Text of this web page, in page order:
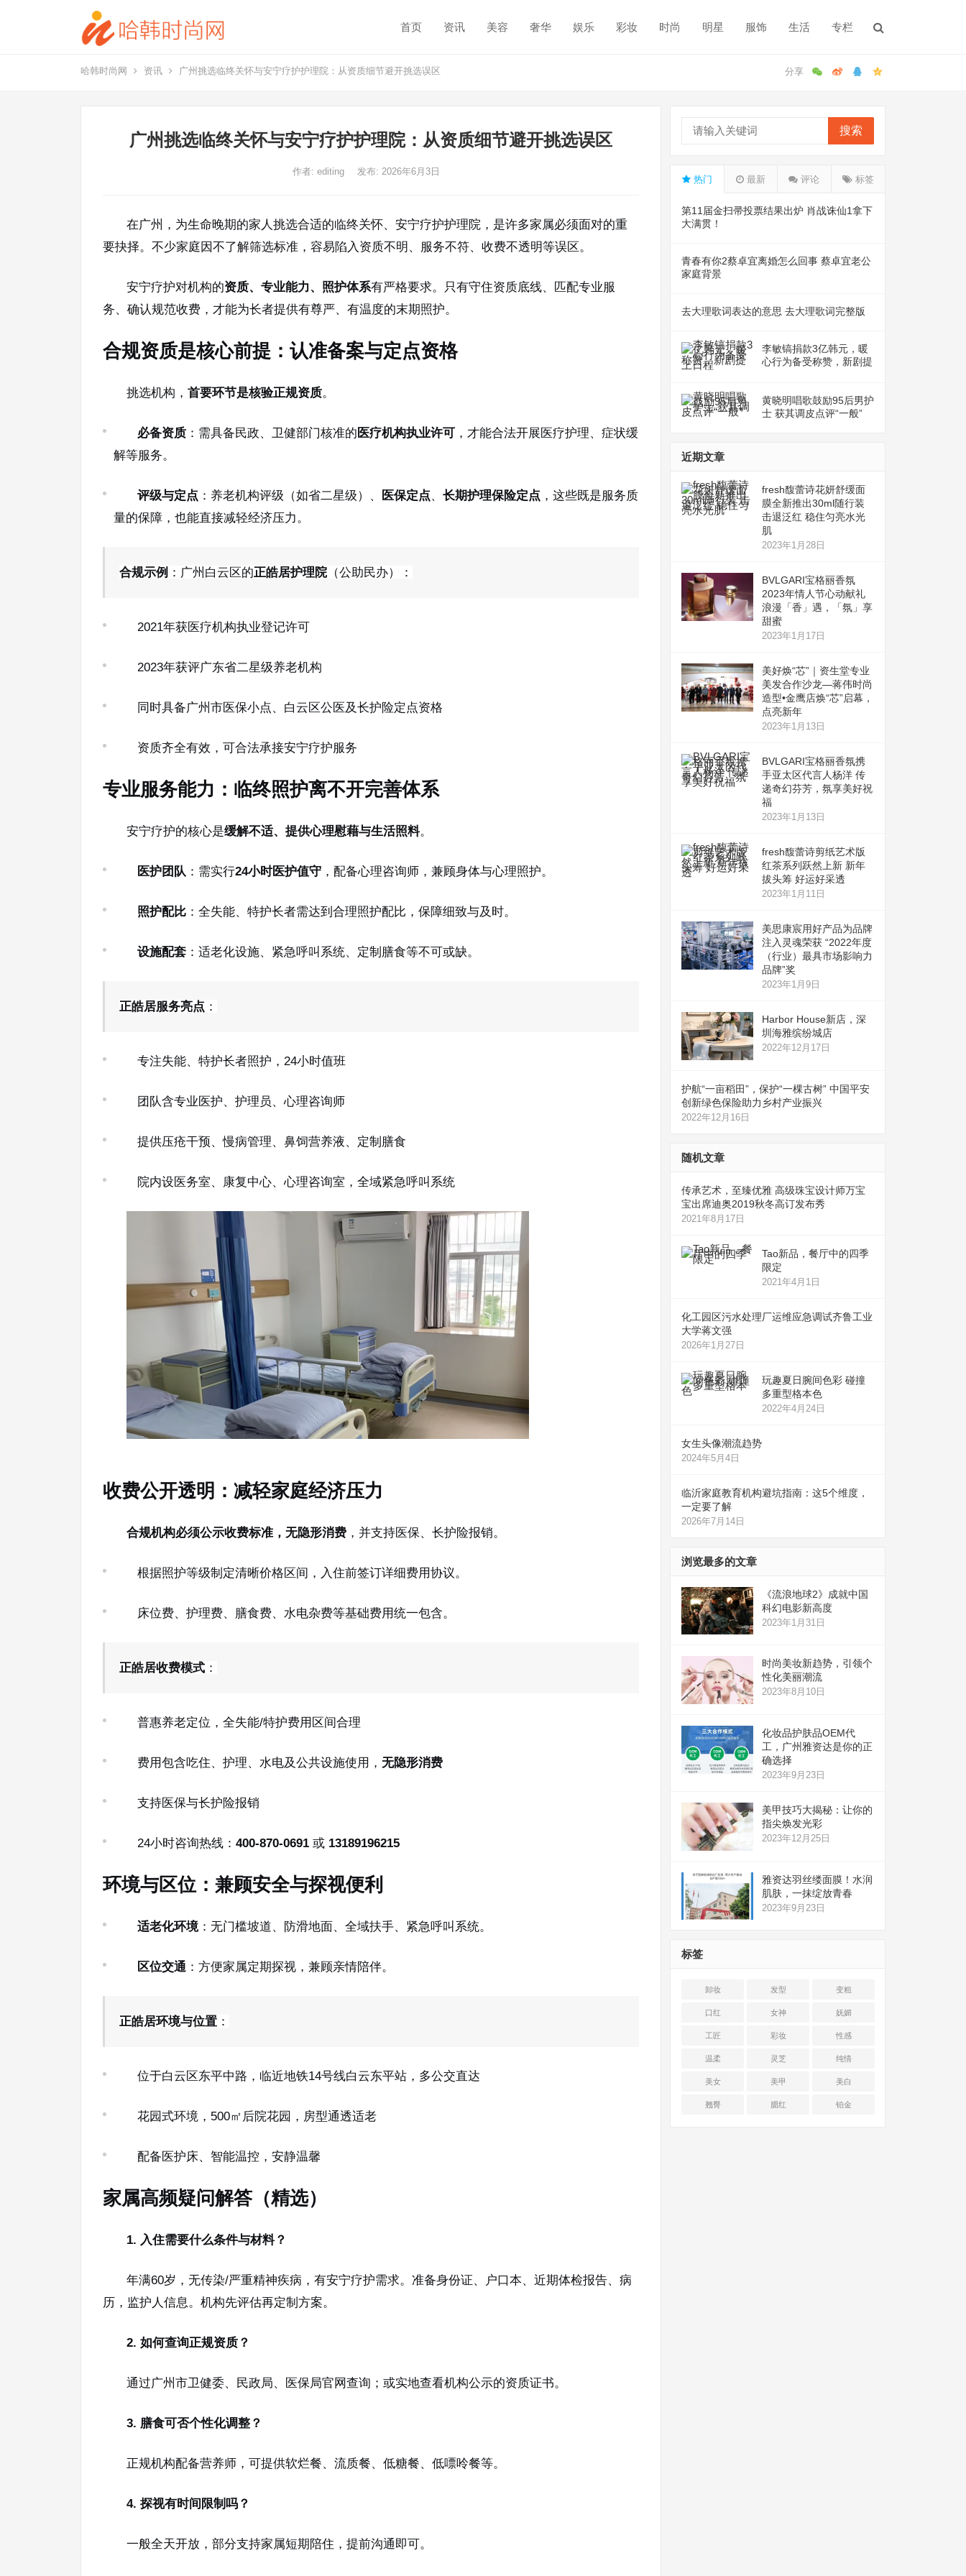
首页 资讯 美容 奢华 娱乐 彩妆 时尚 明星 服饰 生活 专栏
哈韩时尚网 资讯 广州挑选临终关怀与安宁疗护护理院：从资质细节避开挑选误区
广州挑选临终关怀与安宁疗护护理院：从资质细节避开挑选误区
作者: editing 发布: 2026年6月3日
在广州，为生命晚期的家人挑选合适的临终关怀、安宁疗护护理院，是许多家属必须面对的重
要抉择。不少家庭因不了解筛选标准，容易陷入资质不明、服务不符、收费不透明等误区。
安宁疗护对机构的资质、专业能力、照护体系有严格要求。只有守住资质底线、匹配专业服
务、确认规范收费，才能为长者提供有尊严、有温度的末期照护。
合规资质是核心前提：认准备案与定点资格
挑选机构， 首要环节是核验正规资质。
必备资质 ：需具备民政、卫健部门核准的 医疗机构执业许可 ，才能合法开展医疗护理、症状缓
解等服务。
评级与定点 ：养老机构评级（如省二星级）、 医保定点、 长期护理保险定点 ，这些既是服务质
量的保障，也能直接减轻经济压力。
合规示例 ：广州白云区的正皓居护理院 （公助民办）：
2021年获医疗机构执业登记许可
2023年获评广东省二星级养老机构
同时具备广州市医保小点、白云区公医及长护险定点资格
资质齐全有效，可合法承接安宁疗护服务
专业服务能力：临终照护离不开完善体系
安宁疗护的核心是缓解不适、提供心理慰藉与生活照料。
医护团队 ：需实行24小时医护值守 ，配备心理咨询师，兼顾身体与心理照护。
照护配比 ：全失能、特护长者需达到合理照护配比，保障细致与及时。
设施配套 ：适老化设施、紧急呼叫系统、定制膳食等不可或缺。
正皓居服务亮点 ：
专注失能、特护长者照护，24小时值班
团队含专业医护、护理员、心理咨询师
提供压疮干预、慢病管理、鼻饲营养液、定制膳食
院内设医务室、康复中心、心理咨询室，全域紧急呼叫系统
收费公开透明：减轻家庭经济压力
合规机构必须公示收费标准，无隐形消费 ，并支持医保、长护险报销。
根据照护等级制定清晰价格区间，入住前签订详细费用协议。
床位费、护理费、膳食费、水电杂费等基础费用统一包含。
正皓居收费模式 ：
普惠养老定位，全失能/特护费用区间合理
费用包含吃住、护理、水电及公共设施使用， 无隐形消费
支持医保与长护险报销
24小时咨询热线： 400-870-0691 或 13189196215
环境与区位：兼顾安全与探视便利
适老化环境 ：无门槛坡道、防滑地面、全域扶手、紧急呼叫系统。
区位交通 ：方便家属定期探视，兼顾亲情陪伴。
正皓居环境与位置 ：
位于白云区东平中路，临近地铁14号线白云东平站，多公交直达
花园式环境，500㎡后院花园，房型通透适老
配备医护床、智能温控，安静温馨
家属高频疑问解答（精选）
1. 入住需要什么条件与材料？
年满60岁，无传染/严重精神疾病，有安宁疗护需求。准备身份证、户口本、近期体检报告、病
历，监护人信息。机构先评估再定制方案。
2. 如何查询正规资质？
通过广州市卫健委、民政局、医保局官网查询；或实地查看机构公示的资质证书。
3. 膳食可否个性化调整？
正规机构配备营养师，可提供软烂餐、流质餐、低糖餐、低嘌呤餐等。
4. 探视有时间限制吗？
一般全天开放，部分支持家属短期陪住，提前沟通即可。
搜索
热门 最新 评论 标签
第11届金扫帚投票结果出炉 肖战诛仙1拿下
大满贯！
青春有你2蔡卓宜离婚怎么回事 蔡卓宜老公
家庭背景
去大理歌词表达的意思 去大理歌词完整版
李敏镐捐款3亿韩元，暖
心行为备受称赞，新剧提
黄晓明唱歌鼓励95后男护
士 获其调皮点评“一般”
近期文章
fresh馥蕾诗花妍舒缓面
膜全新推出30ml随行装
击退泛红 稳住匀亮水光
肌
2023年1月28日
BVLGARI宝格丽香氛
2023年情人节心动献礼
浪漫「香」遇，「氛」享
甜蜜
2023年1月17日
美好焕“芯”｜资生堂专业
美发合作沙龙—蒋伟时尚
造型•金鹰店焕“芯”启幕，
点亮新年
2023年1月13日
BVLGARI宝格丽香氛携
手亚太区代言人杨洋 传
递奇幻芬芳，氛享美好祝
福
2023年1月13日
fresh馥蕾诗剪纸艺术版
红茶系列跃然上新 新年
拔头筹 好运好采透
2023年1月11日
美思康宸用好产品为品牌
注入灵魂荣获 “2022年度
（行业）最具市场影响力
品牌”奖
2023年1月9日
Harbor House新店，深
圳海雅缤纷城店
2022年12月17日
护航“一亩稻田”，保护“一棵古树” 中国平安
创新绿色保险助力乡村产业振兴
2022年12月16日
随机文章
传承艺术，至臻优雅 高级珠宝设计师万宝
宝出席迪奥2019秋冬高订发布秀
2021年8月17日
Tao新品，餐厅中的四季
限定
2021年4月1日
化工园区污水处理厂运维应急调试齐鲁工业
大学蒋文强
2026年1月27日
玩趣夏日腕间色彩 碰撞
多重型格本色
2022年4月24日
女生头像潮流趋势
2024年5月4日
临沂家庭教育机构避坑指南：这5个维度，
一定要了解
2026年7月14日
浏览最多的文章
《流浪地球2》成就中国
科幻电影新高度
2023年1月31日
时尚美妆新趋势，引领个
性化美丽潮流
2023年8月10日
化妆品护肤品OEM代
工，广州雅资达是你的正
确选择
2023年9月23日
美甲技巧大揭秘：让你的
指尖焕发光彩
2023年12月25日
雅资达羽丝缕面膜！水润
肌肤，一抹绽放青春
2023年9月23日
标签
卸妆 发型 变粗
口红 女神 妩媚
工匠 彩妆 性感
温柔 灵芝 纯情
美女 美甲 美白
翘臀 腮红 铂金